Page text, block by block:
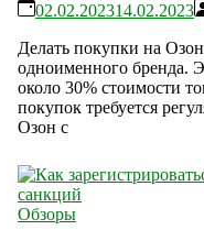
02.02.202314.02.2023
Делать покупки на
одноименного бренда.
около 30% стоимости
покупок требуется
Озон с
Обзоры